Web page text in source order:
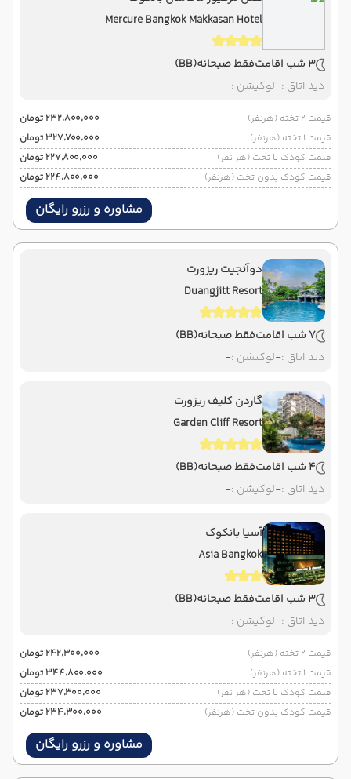
Mercure Bangkok Makkasan Hotel
3 شب اقامت فقط صبحانه(BB)
دید اتاق :-لوکیشن :-
قیمت 2 تخته (هرنفر)
۲۳۲٬۸۰۰٬۰۰۰ تومان
قیمت 1 تخته (هرنفر)
۳۲۷٬۷۰۰٬۰۰۰ تومان
قیمت کودک با تخت (هر نفر)
۲۲۷٬۸۰۰٬۰۰۰ تومان
قیمت کودک بدون تخت (هرنفر)
۲۲۴٬۸۰۰٬۰۰۰ تومان
مشاوره و رزرو رایگان
دوآنجیت ریزورت
Duangjitt Resort
7 شب اقامت فقط صبحانه(BB)
دید اتاق :-لوکیشن :-
گاردن کلیف ریزورت
Garden Cliff Resort
4 شب اقامت فقط صبحانه(BB)
دید اتاق :-لوکیشن :-
آسیا بانکوک
Asia Bangkok
3 شب اقامت فقط صبحانه(BB)
دید اتاق :-لوکیشن :-
قیمت 2 تخته (هرنفر)
۲۴۲٬۳۰۰٬۰۰۰ تومان
قیمت 1 تخته (هرنفر)
۳۴۴٬۸۰۰٬۰۰۰ تومان
قیمت کودک با تخت (هر نفر)
۲۳۷٬۳۰۰٬۰۰۰ تومان
قیمت کودک بدون تخت (هرنفر)
۲۳۴٬۳۰۰٬۰۰۰ تومان
مشاوره و رزرو رایگان